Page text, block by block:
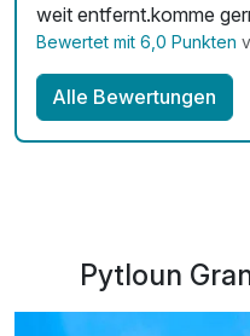
weit entfernt.komme
Bewertet mit 6,0 Punkten
Alle Bewertungen
Pytloun